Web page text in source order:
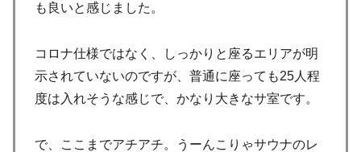
も良いと感じました。
コロナ仕様ではなく、しっかりと座るエリアが明
示されていないのですが、普通に座っても25人程
度は入れそうな感じで、かなり大きなサ室です。
で、ここまでアチアチ。うーんこりゃサウナのレ